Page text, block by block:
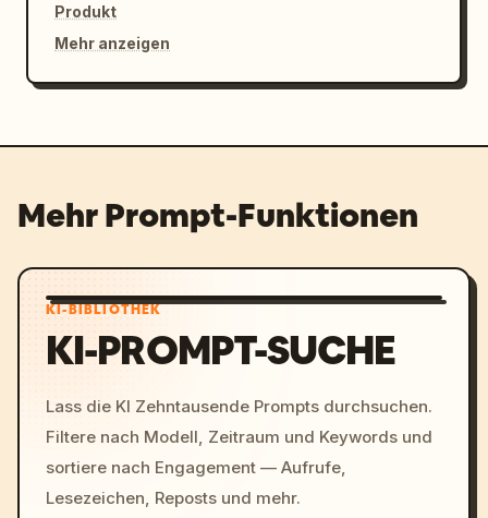
Produkt
Mehr anzeigen
Mehr Prompt-Funktionen
KI-BIBLIOTHEK
KI-PROMPT-SUCHE
Lass die KI Zehntausende Prompts durchsuchen.
Filtere nach Modell, Zeitraum und Keywords und
sortiere nach Engagement — Aufrufe,
Lesezeichen, Reposts und mehr.